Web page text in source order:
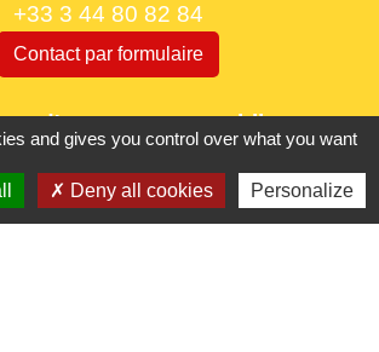
+33 3 44 80 82 84
Contact par formulaire
d'ouverture au public
à 12h30 et de 13h30 à 17h.
mercredi 9h à 12h30
vendredi 16h à 18h30
and gives you control over what you want
Deny all cookies Personalize